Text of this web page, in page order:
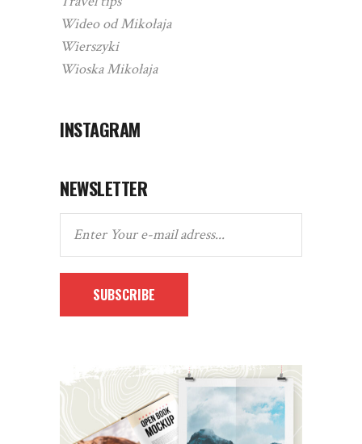
Wideo od Mikołaja
Wierszyki
Wioska Mikołaja
INSTAGRAM
NEWSLETTER
SUBSCRIBE